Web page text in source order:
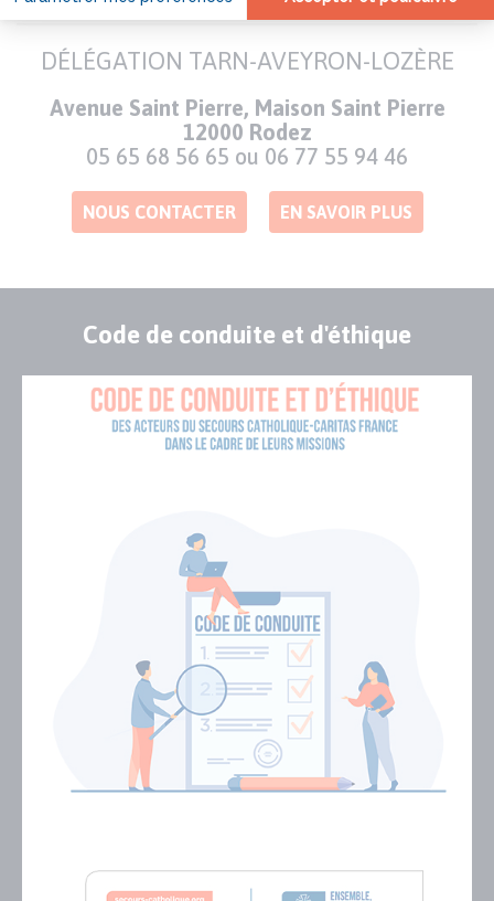
DÉLÉGATION TARN-AVEYRON-LOZÈRE
Adresse
Avenue Saint Pierre, Maison Saint Pierre
12000 Rodez
Numéro
téléphone
05 65 68 56 65 ou 06 77 55 94 46
NOUS CONTACTER EN SAVOIR PLUS
PublicationCode de conduite et d'éthique